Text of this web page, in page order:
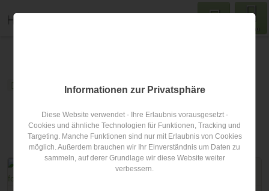
hochzeits-fotograf.info Hochzeits-Fotograf
hochzeits-fotograf.info Blog
Artikel zum ThemaHochzeits-Fotograf
Informationen zur Privatsphäre
Diese Website verwendet - Ihre Erlaubnis vorausgesetzt -
Cookies und ähnliche Technologien für Funktionen, Tracking und
Targeting. Manche Funktionen sind nur mit Erlaubnis von Cookies
möglich. Außerdem brauchen wir Ihr Einverständnis um Daten zu
sammeln, auf derer Grundlage wir diese Website weiter
verbessern.